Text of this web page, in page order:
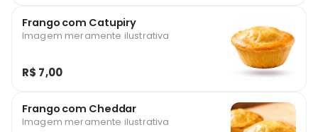
Frango com Catupiry
Imagem meramente ilustrativa
R$ 7,00
Frango com Cheddar
Imagem meramente ilustrativa